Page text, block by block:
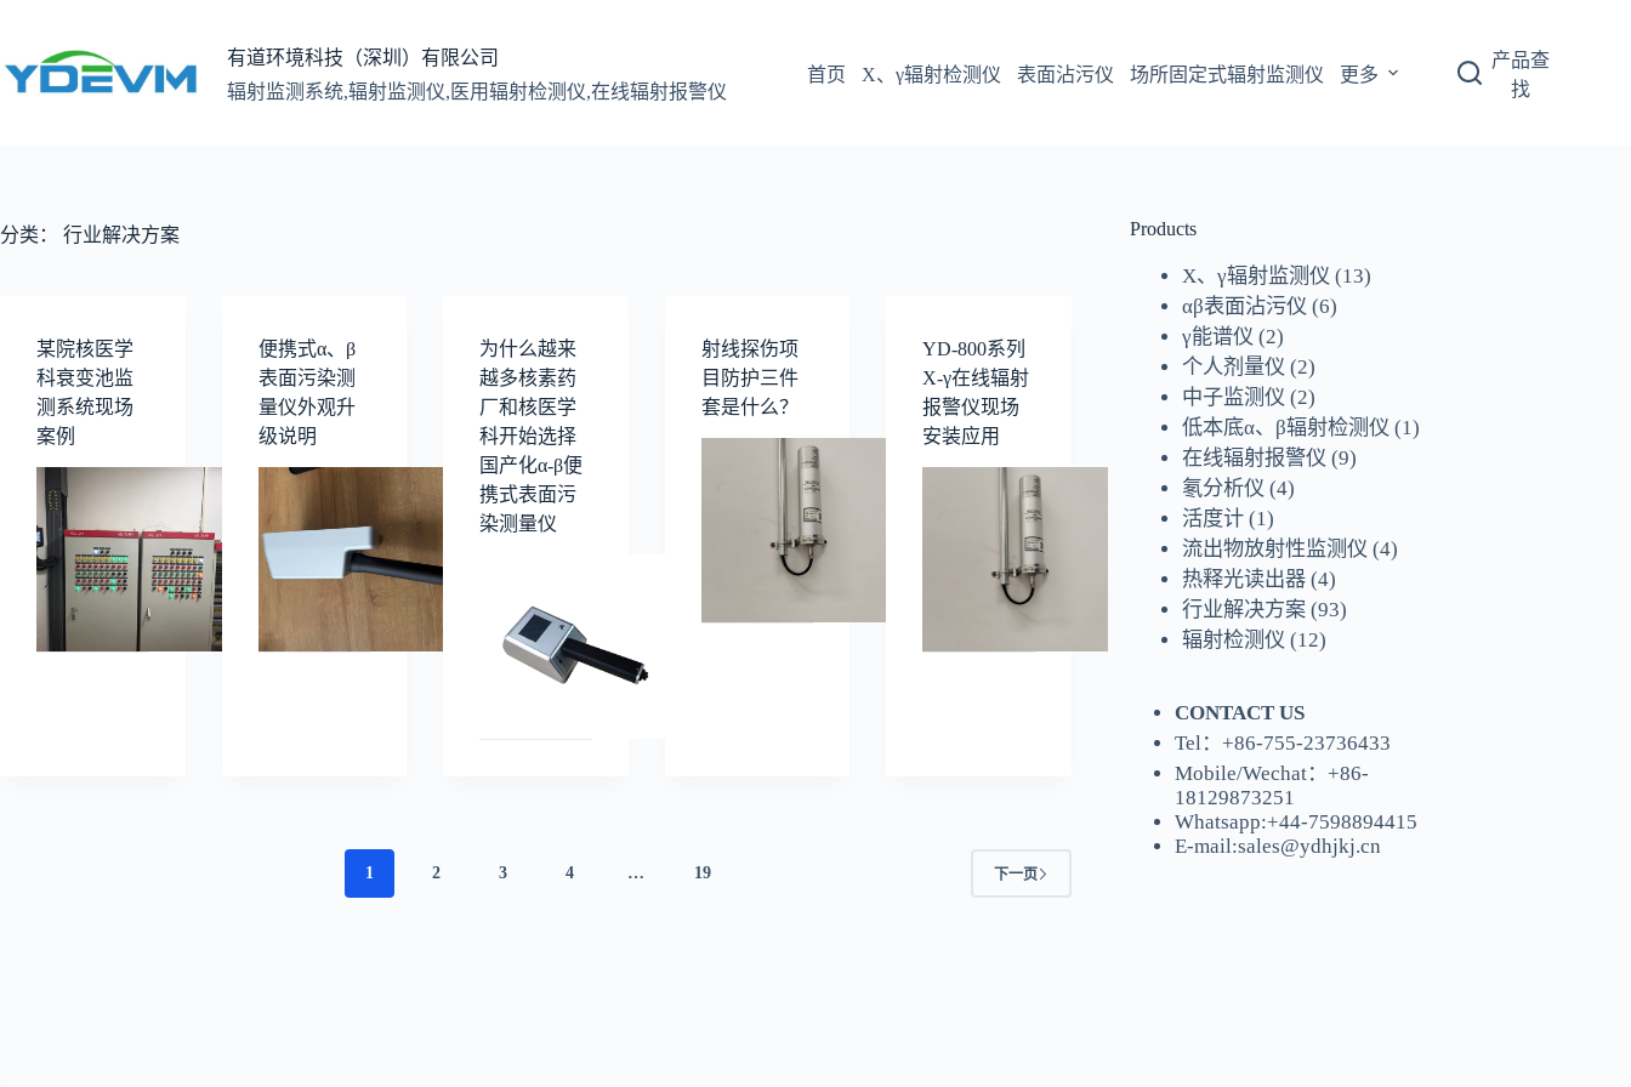
内
有道环境科技（深圳）有限公司
辐射监测系统,辐射监测仪,医用辐射检测仪,在线辐射报警仪
首页 X、γ辐射检测仪 表面沾污仪 场所固定式辐射监测仪 更多
产品查
找
分类： 行业解决方案
某院核医学
科衰变池监
测系统现场
案例
便携式α、β
表面污染测
量仪外观升
级说明
为什么越来
越多核素药
厂和核医学
科开始选择
国产化α-β便
携式表面污
染测量仪
射线探伤项
目防护三件
套是什么？
YD-800系列
X-γ在线辐射
报警仪现场
安装应用
1 2 3 4 … 19 下一页
Products
X、γ辐射监测仪 (13)
αβ表面沾污仪 (6)
γ能谱仪 (2)
个人剂量仪 (2)
中子监测仪 (2)
低本底α、β辐射检测仪 (1)
在线辐射报警仪 (9)
氡分析仪 (4)
活度计 (1)
流出物放射性监测仪 (4)
热释光读出器 (4)
行业解决方案 (93)
辐射检测仪 (12)
CONTACT US
Tel：+86-755-23736433
Mobile/Wechat：+86-
18129873251
Whatsapp:+44-7598894415
E-mail:sales@ydhjkj.cn